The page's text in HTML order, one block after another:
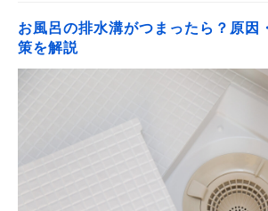
お風呂の排水溝がつまったら？原因
策を解説